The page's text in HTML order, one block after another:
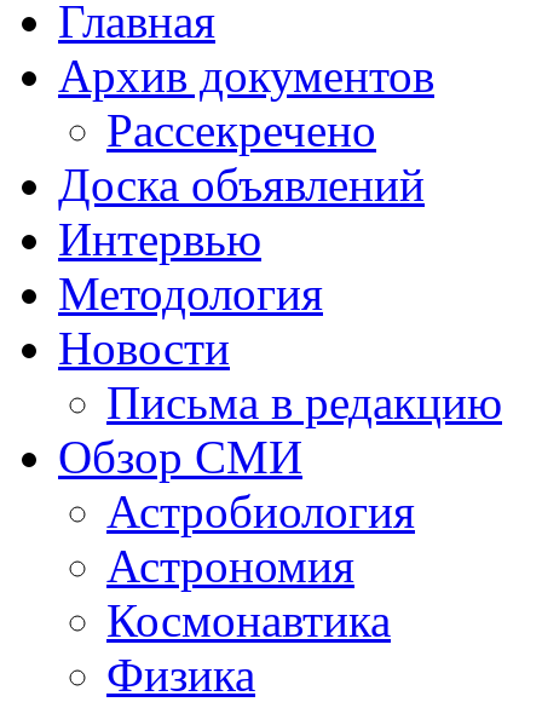
Главная
Архив документов
Рассекречено
Доска объявлений
Интервью
Методология
Новости
Письма в редакцию
Обзор СМИ
Астробиология
Астрономия
Космонавтика
Физика